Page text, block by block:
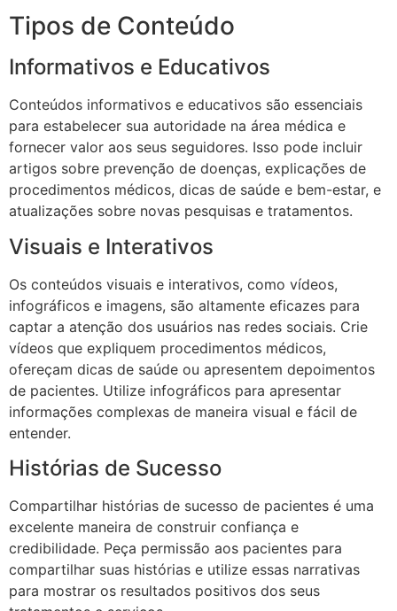
Tipos de Conteúdo
Informativos e Educativos
Conteúdos informativos e educativos são essenciais
para estabelecer sua autoridade na área médica e
fornecer valor aos seus seguidores. Isso pode incluir
artigos sobre prevenção de doenças, explicações de
procedimentos médicos, dicas de saúde e bem-estar, e
atualizações sobre novas pesquisas e tratamentos.
Visuais e Interativos
Os conteúdos visuais e interativos, como vídeos,
infográficos e imagens, são altamente eficazes para
captar a atenção dos usuários nas redes sociais. Crie
vídeos que expliquem procedimentos médicos,
ofereçam dicas de saúde ou apresentem depoimentos
de pacientes. Utilize infográficos para apresentar
informações complexas de maneira visual e fácil de
entender.
Histórias de Sucesso
Compartilhar histórias de sucesso de pacientes é uma
excelente maneira de construir confiança e
credibilidade. Peça permissão aos pacientes para
compartilhar suas histórias e utilize essas narrativas
para mostrar os resultados positivos dos seus